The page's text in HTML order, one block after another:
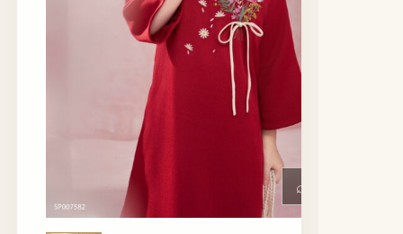
⌕